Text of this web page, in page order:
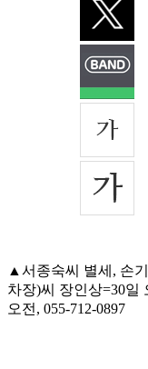
▲서종숙씨 별세, 손
차장)씨 장인상=30일
오전, 055-712-0897